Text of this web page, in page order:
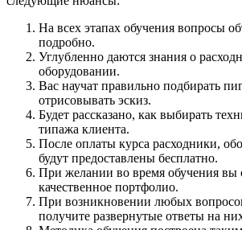
На всех этапах обучения вопросы
подробно.
Углубленно даются знания о
оборудовании.
Вас научат правильно подбирать
отрисовывать эскиз.
Будет рассказано, как выбирать
типажа клиента.
После оплаты курса расходники,
будут предоставлены бесплатно.
При желании во время обучения вы
качественное портфолио.
При возникновении любых
получите развернутые ответы на